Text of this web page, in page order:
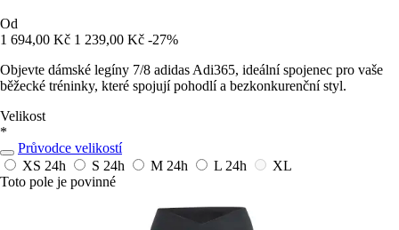
Od
1 694,00 Kč 1 239,00 Kč -27%
Objevte dámské legíny 7/8 adidas Adi365, ideální spojenec pro vaše
běžecké tréninky, které spojují pohodlí a bezkonkurenční styl.
Velikost
*
Průvodce velikostí
XS 24h S 24h M 24h L 24h
XL
Toto pole je povinné